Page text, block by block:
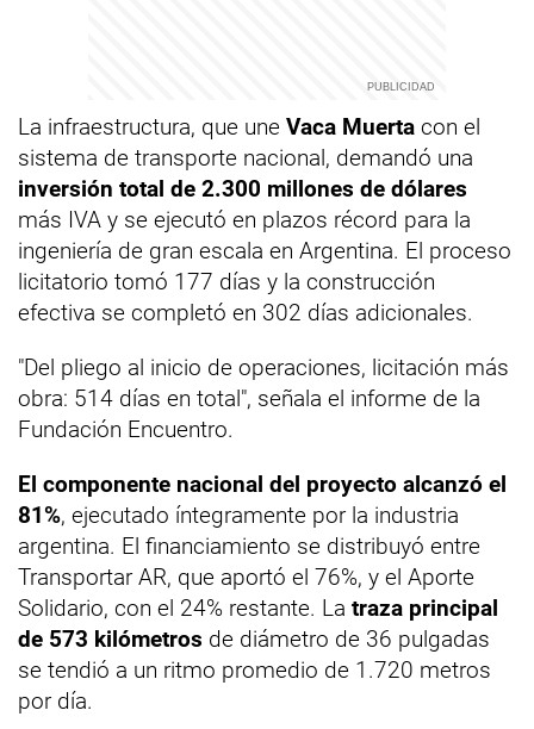
La infraestructura, que une Vaca Muerta con el
sistema de transporte nacional, demandó una
inversión total de 2.300 millones de dólares
más IVA y se ejecutó en plazos récord para la
ingeniería de gran escala en Argentina. El proceso
licitatorio tomó 177 días y la construcción
efectiva se completó en 302 días adicionales.
"Del pliego al inicio de operaciones, licitación más
obra: 514 días en total", señala el informe de la
Fundación Encuentro.
El componente nacional del proyecto alcanzó el
81%, ejecutado íntegramente por la industria
argentina. El financiamiento se distribuyó entre
Transportar AR, que aportó el 76%, y el Aporte
Solidario, con el 24% restante. La traza principal
de 573 kilómetros de diámetro de 36 pulgadas
se tendió a un ritmo promedio de 1.720 metros
por día.